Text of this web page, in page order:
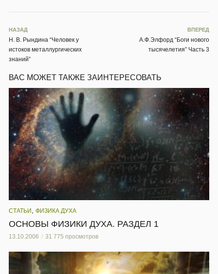
НАЗАД
Н. В. Рындина “Человек у
истоков металлургических
знаний”
ВПЕРЕД
А.Ф.Элфорд “Боги нового
тысячелетия” Часть 3
ВАС МОЖЕТ ТАКЖЕ ЗАИНТЕРЕСОВАТЬ
СТАТЬИ ФИЗИКА ДУХА
ОСНОВЫ ФИЗИКИ ДУХА. РАЗДЕЛ 1
13.10.2006 31 775 просмотров